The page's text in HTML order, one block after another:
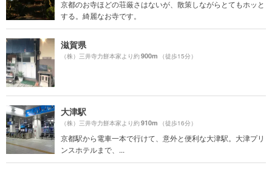
京都のお寺ほどの荘厳さはないが、散策しながらとてもホッと
する。綺麗なお寺です。
滋賀県
（株）三井寺力餅本家より約900m （徒歩15分）
大津駅
（株）三井寺力餅本家より約910m （徒歩16分）
京都駅から電車一本で行けて、意外と便利な大津駅。大津プリ
ンスホテルまで、...